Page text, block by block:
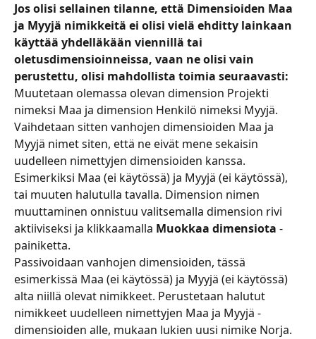
Jos olisi sellainen tilanne, että Dimensioiden Maa
ja Myyjä nimikkeitä ei olisi vielä ehditty lainkaan
käyttää yhdelläkään viennillä tai
oletusdimensioinneissa, vaan ne olisi vain
perustettu, olisi mahdollista toimia seuraavasti:
Muutetaan olemassa olevan dimension Projekti
nimeksi Maa ja dimension Henkilö nimeksi Myyjä.
Vaihdetaan sitten vanhojen dimensioiden Maa ja
Myyjä nimet siten, että ne eivät mene sekaisin
uudelleen nimettyjen dimensioiden kanssa.
Esimerkiksi Maa (ei käytössä) ja Myyjä (ei käytössä),
tai muuten halutulla tavalla. Dimension nimen
muuttaminen onnistuu valitsemalla dimension rivi
aktiiviseksi ja klikkaamalla Muokkaa dimensiota -
painiketta.
Passivoidaan vanhojen dimensioiden, tässä
esimerkissä Maa (ei käytössä) ja Myyjä (ei käytössä)
alta niillä olevat nimikkeet. Perustetaan halutut
nimikkeet uudelleen nimettyjen Maa ja Myyjä -
dimensioiden alle, mukaan lukien uusi nimike Norja.